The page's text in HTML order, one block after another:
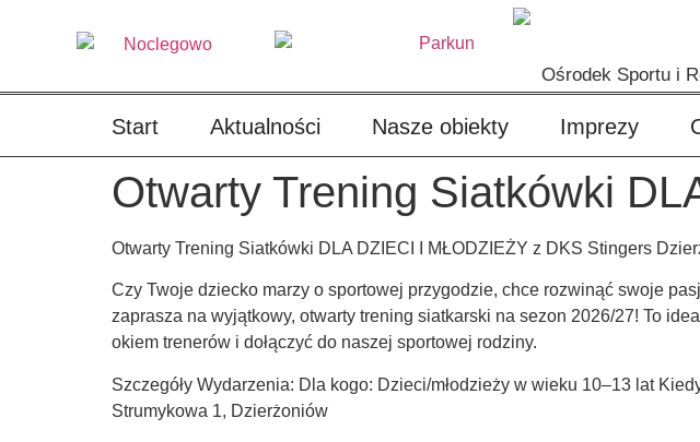
Ośrodek Sportu i
Start Aktualności Nasze obiekty Imprezy
Otwarty Trening Siatkówki
Otwarty Trening Siatkówki DLA DZIECI I MŁODZIEŻY z DKS Stingers
Czy Twoje dziecko marzy o sportowej przygodzie, chce rozwinąć swoje
zaprasza na wyjątkowy, otwarty trening siatkarski na sezon 2026/27! To
okiem trenerów i dołączyć do naszej sportowej rodziny.
Szczegóły Wydarzenia: Dla kogo: Dzieci/młodzieży w wieku 10–13 lat
Strumykowa 1, Dzierżoniów